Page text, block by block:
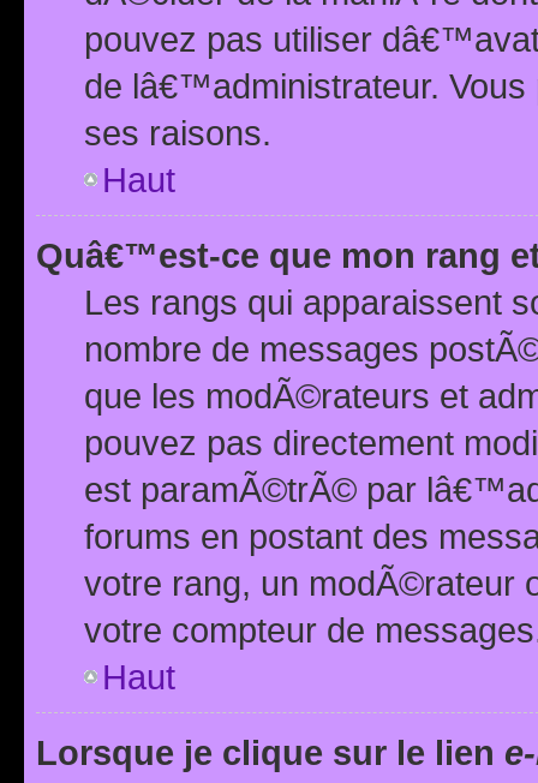
pouvez pas utiliser
de lâ€™administrateur.
ses raisons.
Haut
Quâ€™est-ce que mon rang
Les rangs qui apparaissent
nombre de messages
que les modÃ©rateurs et
pouvez pas directement
est paramÃ©trÃ© par
forums en postant des
votre rang, un modÃ©rateur
votre compteur de
Haut
Lorsque je clique sur le lien